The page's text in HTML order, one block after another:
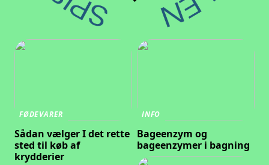
FØDEVARER
Sådan vælger I det rette
sted til køb af
krydderier
INFO
Bageenzym og
bageenzymer i bagning